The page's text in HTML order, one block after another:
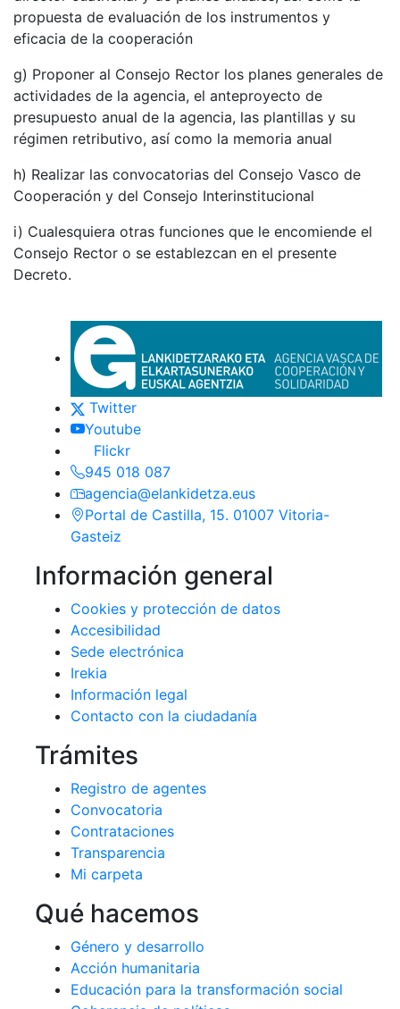
propuesta de evaluación de los instrumentos y
eficacia de la cooperación
g) Proponer al Consejo Rector los planes generales de
actividades de la agencia, el anteproyecto de
presupuesto anual de la agencia, las plantillas y su
régimen retributivo, así como la memoria anual
h) Realizar las convocatorias del Consejo Vasco de
Cooperación y del Consejo Interinstitucional
i) Cualesquiera otras funciones que le encomiende el
Consejo Rector o se establezcan en el presente
Decreto.
Euskadi.eus-eko esteka
Contacto
Twitter(Este enlace se abrirá en nueva
Youtube(Este enlace se abrirá en nueva
Flickr(Este enlace se abrirá en nueva
945 018 087
agencia@elankidetza.eus
Portal de Castilla, 15. 01007 Vitoria-
Gasteiz
Información general
Cookies y protección de datos
Accesibilidad
Sede electrónica
Irekia
Información legal
Contacto con la ciudadanía
Trámites
Registro de agentes
Convocatoria
Contrataciones
Transparencia
Mi carpeta
Qué hacemos
Género y desarrollo
Acción humanitaria
Educación para la transformación social